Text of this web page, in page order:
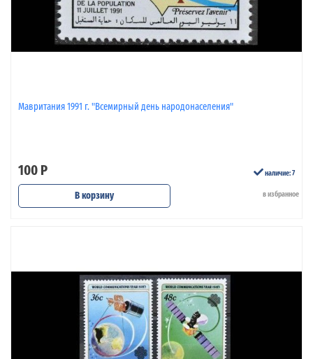
Мавритания 1991 г. "Всемирный день народонаселения"
100 Р наличие: 7
В корзину в избранное